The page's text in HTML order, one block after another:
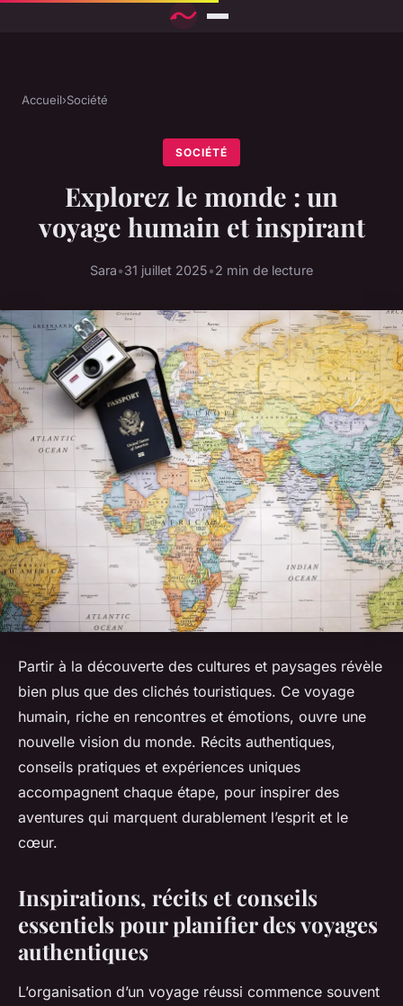
Accueil›Société
SOCIÉTÉ
Explorez le monde : un
voyage humain et inspirant
Sara•31 juillet 2025•2 min de lecture
Partir à la découverte des cultures et paysages révèle
bien plus que des clichés touristiques. Ce voyage
humain, riche en rencontres et émotions, ouvre une
nouvelle vision du monde. Récits authentiques,
conseils pratiques et expériences uniques
accompagnent chaque étape, pour inspirer des
aventures qui marquent durablement l’esprit et le
cœur.
Inspirations, récits et conseils
essentiels pour planifier des voyages
authentiques
L’organisation d’un voyage réussi commence souvent